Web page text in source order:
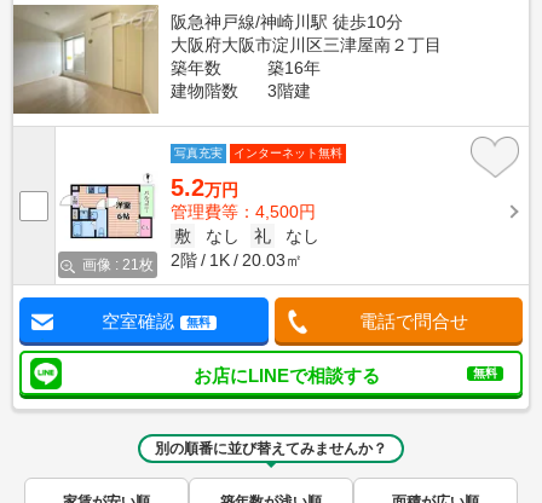
阪急神戸線/神崎川駅 徒歩10分
大阪府大阪市淀川区三津屋南２丁目
築年数
築16年
建物階数
3階建
画像 : 21枚
写真充実 インターネット無料
5.2万円
管理費等：4,500円
敷
なし 礼
なし
2階
1K 20.03㎡
空室確認 無料 電話で問合せ
お店にLINEで相談する 無料
別の順番に並び替えてみませんか？